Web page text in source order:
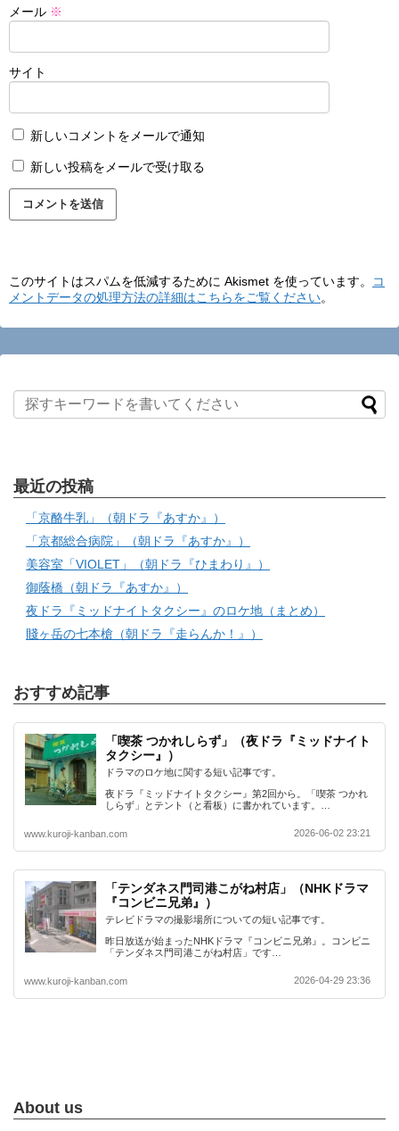
メール ※
サイト
新しいコメントをメールで通知
新しい投稿をメールで受け取る
このサイトはスパムを低減するために Akismet を使っています。
コ
メントデータの処理方法の詳細はこちらをご覧ください。
最近の投稿
「京酪牛乳」（朝ドラ『あすか』）
「京都総合病院」（朝ドラ『あすか』）
美容室「VIOLET」（朝ドラ『ひまわり』）
御蔭橋（朝ドラ『あすか』）
夜ドラ『ミッドナイトタクシー』のロケ地（まとめ）
賤ヶ岳の七本槍（朝ドラ『走らんか！』）
おすすめ記事
「喫茶 つかれしらず」（夜ドラ『ミッドナイト
タクシー』）
ドラマのロケ地に関する短い記事です。
夜ドラ『ミッドナイトタクシー』第2回から。「喫茶 つかれ
しらず」とテント（と看板）に書かれています。…
www.kuroji-kanban.com 2026-06-02 23:21
「テンダネス門司港こがね村店」（NHKドラマ
『コンビニ兄弟』）
テレビドラマの撮影場所についての短い記事です。
昨日放送が始まったNHKドラマ『コンビニ兄弟』。コンビニ
「テンダネス門司港こがね村店」です…
www.kuroji-kanban.com 2026-04-29 23:36
About us